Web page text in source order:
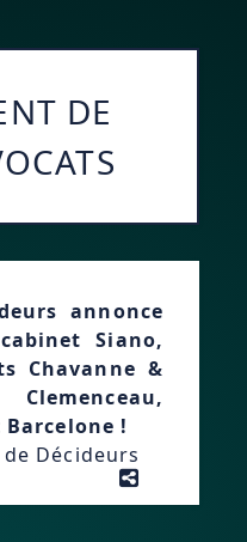
DE
annonce
Siano,
Chavanne &
!
Décideurs